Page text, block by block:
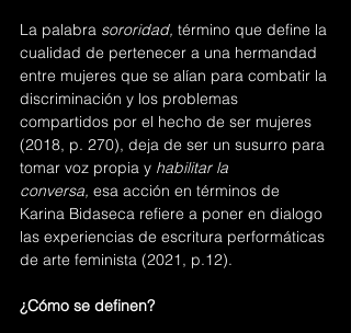
La palabra sororidad, término que define la
cualidad de pertenecer a una hermandad
entre mujeres que se alían para combatir la
discriminación y los problemas
compartidos por el hecho de ser mujeres
(2018, p. 270), deja de ser un susurro para
tomar voz propia y habilitar la
conversa, esa acción en términos de
Karina Bidaseca refiere a poner en dialogo
las experiencias de escritura performáticas
de arte feminista (2021, p.12).
¿Cómo se definen?